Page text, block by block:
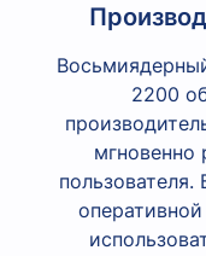
2200
мгновенно